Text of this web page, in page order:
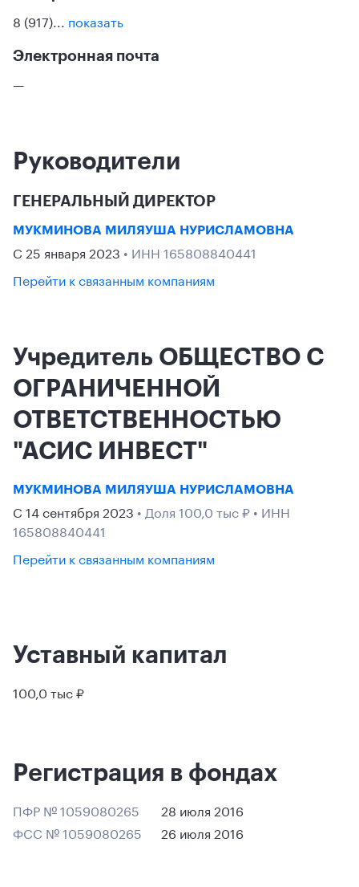
8 (917)... показать
Электронная почта
—
Руководители
ГЕНЕРАЛЬНЫЙ ДИРЕКТОР
МУКМИНОВА МИЛЯУША НУРИСЛАМОВНА
С 25 января 2023 • ИНН 165808840441
Перейти к связанным компаниям
Учредитель ОБЩЕСТВО С
ОГРАНИЧЕННОЙ
ОТВЕТСТВЕННОСТЬЮ
"АСИС ИНВЕСТ"
МУКМИНОВА МИЛЯУША НУРИСЛАМОВНА
С 14 сентября 2023 • Доля 100,0 тыс ₽ • ИНН
165808840441
Перейти к связанным компаниям
Уставный капитал
100,0 тыс ₽
Регистрация в фондах
ПФР № 1059080265
28 июля 2016
ФСС № 1059080265
26 июля 2016